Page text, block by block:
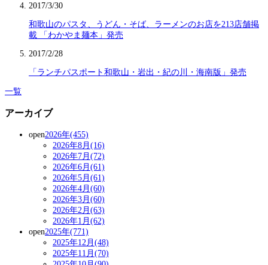
2017/3/30
和歌山のパスタ、うどん・そば、ラーメンのお店を213店舗掲
載 「わかやま麺本」発売
2017/2/28
「ランチパスポート和歌山・岩出・紀の川・海南版」発売
一覧
アーカイブ
open2026年(455)
2026年8月(16)
2026年7月(72)
2026年6月(61)
2026年5月(61)
2026年4月(60)
2026年3月(60)
2026年2月(63)
2026年1月(62)
open2025年(771)
2025年12月(48)
2025年11月(70)